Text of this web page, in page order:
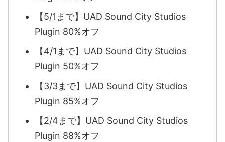
【5/1まで】UAD Sound City Studios
Plugin 80%オフ
【4/1まで】UAD Sound City Studios
Plugin 50%オフ
【3/3まで】UAD Sound City Studios
Plugin 85%オフ
【2/4まで】UAD Sound City Studios
Plugin 88%オフ